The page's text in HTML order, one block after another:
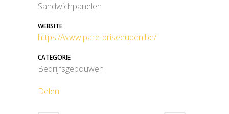
Sandwichpanelen
WEBSITE
https://www.pare-briseeupen.be/
CATEGORIE
Bedrijfsgebouwen
Delen